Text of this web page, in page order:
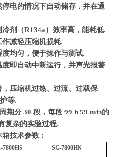
电的情况下自动储存，并在通
冷剂（R134a）效率高，能耗低.
减轻压缩机损耗.
均匀，便于操作与测试.
即自动中断运行，并声光报警
压缩机过热、过流、过载保
等.
期分 30 段，每段 99 h 59 min的
复杂的实验过程.
箱技术参数：
7800HS
SG-7800HN